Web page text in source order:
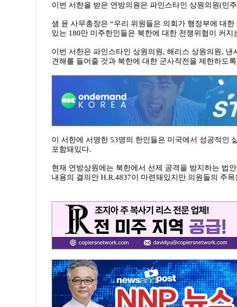
이번 서한을 받은 연방의원은 파인스타인 상원의원(민
샘 윤 사무총장은 “우리 위원들은 의회가 행정부에 대
있는 180만 미주한인들은 북한에 대한 전쟁위협이 커
이번 서한은 파인스타인 상원의원, 해리스 상원의원,
견해를 들어줄 것과 북한에 대한 군사작전을 제한하도
이 서한에 서명한 53명의 한인들은 미국에서 성공적인
포함돼있다.
현재 연방상원에는 북한에서 선제 공격을 방지하는 법
내용의 결의안 H.R.4837이 마련돼있지만 의원들의 주